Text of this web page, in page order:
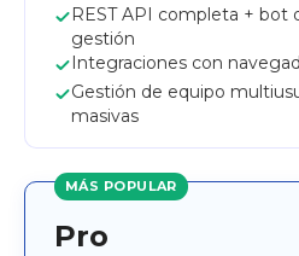
REST API completa + bot
gestión
Integraciones con
Gestión de equipo
masivas
MÁS POPULAR
Pro